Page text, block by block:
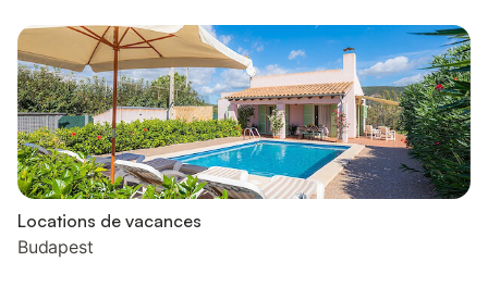
Locations de vacances
Budapest